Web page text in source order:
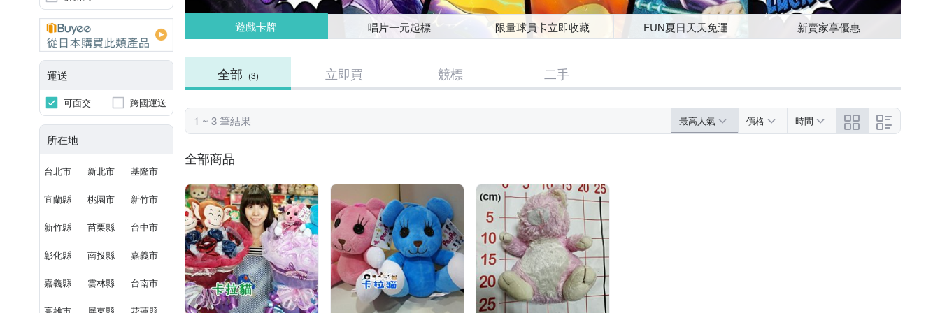
運送
可面交 跨國運送
所在地
台北市 新北市 基隆市
宜蘭縣 桃園市 新竹市
新竹縣 苗栗縣 台中市
彰化縣 南投縣 嘉義市
嘉義縣 雲林縣 台南市
遊戲卡牌 唱片一元起標 限量球員卡立即收藏 FUN夏日天天免運 新賣家享優惠
全部 (3) 立即買 競標 二手
1 ~ 3 筆結果 最高人氣 價格 時間
全部商品